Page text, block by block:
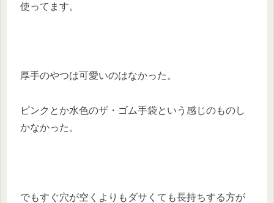
使ってます。
厚手のやつは可愛いのはなかった。
ピンクとか水色のザ・ゴム手袋という感じのものし
かなかった。
でもすぐ穴が空くよりもダサくても長持ちする方が